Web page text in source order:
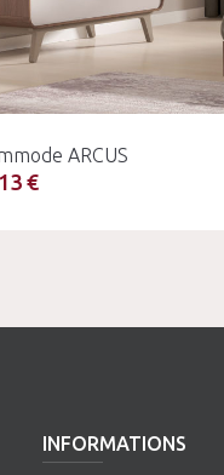
ARCUS
€
INFORMATIONS